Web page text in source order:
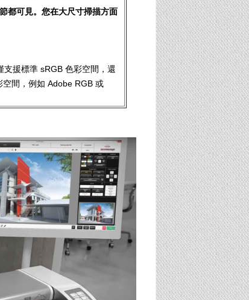
都可見。您在大尺寸掃描方面
支援標準 sRGB 色彩空間，還
間，例如 Adob​​e RGB 或